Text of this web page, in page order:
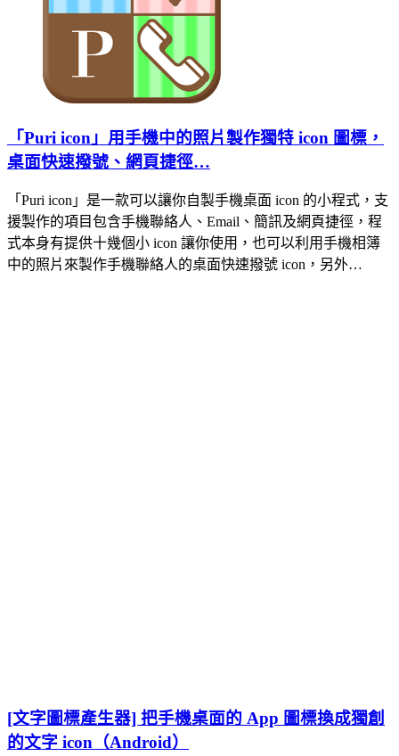
「Puri icon」用手機中的照片製作獨特 icon 圖標，
桌面快速撥號、網頁捷徑…
「Puri icon」是一款可以讓你自製手機桌面 icon 的小程式，支
援製作的項目包含手機聯絡人、Email、簡訊及網頁捷徑，程
式本身有提供十幾個小 icon 讓你使用，也可以利用手機相簿
中的照片來製作手機聯絡人的桌面快速撥號 icon，另外…
[文字圖標產生器] 把手機桌面的 App 圖標換成獨創
的文字 icon（Android）